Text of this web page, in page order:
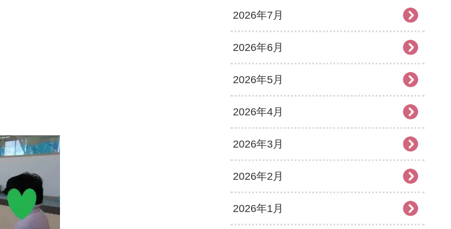
2026年7月
2026年6月
2026年5月
2026年4月
2026年3月
2026年2月
2026年1月